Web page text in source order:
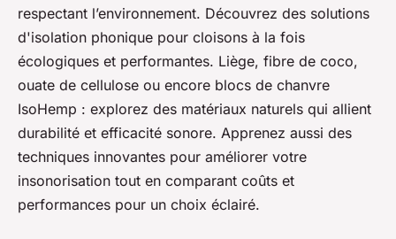
respectant l’environnement. Découvrez des solutions
d'isolation phonique pour cloisons à la fois
écologiques et performantes. Liège, fibre de coco,
ouate de cellulose ou encore blocs de chanvre
IsoHemp : explorez des matériaux naturels qui allient
durabilité et efficacité sonore. Apprenez aussi des
techniques innovantes pour améliorer votre
insonorisation tout en comparant coûts et
performances pour un choix éclairé.